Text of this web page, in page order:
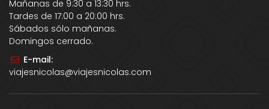
Mañanas de 9:30 a 13:30 hrs.
Tardes de 17:00 a 20:00 hrs.
Sábados sólo mañanas.
Domingos cerrado.
E-mail:
viajesnicolas@viajesnicolas.com